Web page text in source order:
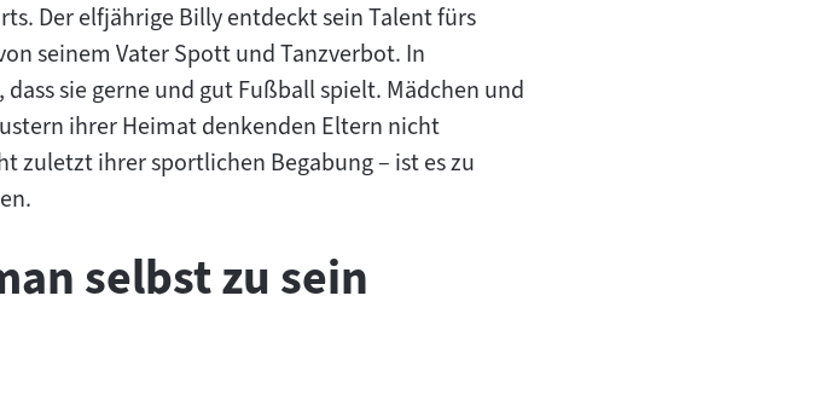
Der elfjährige Billy entdeckt sein Talent fürs
seinem Vater Spott und Tanzverbot. In
sie gerne und gut Fußball spielt. Mädchen und
ihrer Heimat denkenden Eltern nicht
zuletzt ihrer sportlichen Begabung – ist es zu
selbst zu sein